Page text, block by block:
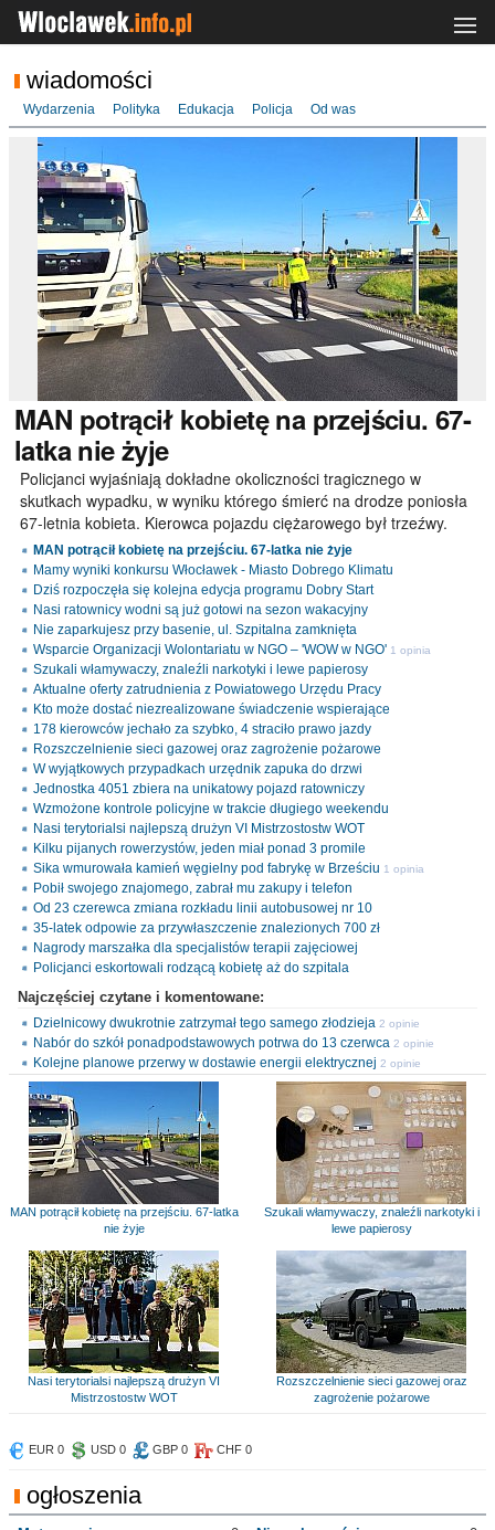
wiadomości
Wydarzenia Polityka Edukacja Policja Od was
MAN potrącił kobietę na przejściu. 67-
latka nie żyje
Policjanci wyjaśniają dokładne okoliczności tragicznego w
skutkach wypadku, w wyniku którego śmierć na drodze poniosła
67-letnia kobieta. Kierowca pojazdu ciężarowego był trzeźwy.
MAN potrącił kobietę na przejściu. 67-latka nie żyje
Mamy wyniki konkursu Włocławek - Miasto Dobrego Klimatu
Dziś rozpoczęła się kolejna edycja programu Dobry Start
Nasi ratownicy wodni są już gotowi na sezon wakacyjny
Nie zaparkujesz przy basenie, ul. Szpitalna zamknięta
Wsparcie Organizacji Wolontariatu w NGO – 'WOW w NGO' 1 opinia
Szukali włamywaczy, znaleźli narkotyki i lewe papierosy
Aktualne oferty zatrudnienia z Powiatowego Urzędu Pracy
Kto może dostać niezrealizowane świadczenie wspierające
178 kierowców jechało za szybko, 4 straciło prawo jazdy
Rozszczelnienie sieci gazowej oraz zagrożenie pożarowe
W wyjątkowych przypadkach urzędnik zapuka do drzwi
Jednostka 4051 zbiera na unikatowy pojazd ratowniczy
Wzmożone kontrole policyjne w trakcie długiego weekendu
Nasi terytorialsi najlepszą drużyn VI Mistrzostostw WOT
Kilku pijanych rowerzystów, jeden miał ponad 3 promile
Sika wmurowała kamień węgielny pod fabrykę w Brześciu 1 opinia
Pobił swojego znajomego, zabrał mu zakupy i telefon
Od 23 czerewca zmiana rozkładu linii autobusowej nr 10
35-latek odpowie za przywłaszczenie znalezionych 700 zł
Nagrody marszałka dla specjalistów terapii zajęciowej
Policjanci eskortowali rodzącą kobietę aż do szpitala
Najczęściej czytane i komentowane:
Dzielnicowy dwukrotnie zatrzymał tego samego złodzieja 2 opinie
Nabór do szkół ponadpodstawowych potrwa do 13 czerwca 2 opinie
Kolejne planowe przerwy w dostawie energii elektrycznej 2 opinie
MAN potrącił kobietę na przejściu. 67-latka
nie żyje
Szukali włamywaczy, znaleźli narkotyki i
lewe papierosy
Nasi terytorialsi najlepszą drużyn VI
Mistrzostostw WOT
Rozszczelnienie sieci gazowej oraz
zagrożenie pożarowe
EUR 0 USD 0 GBP 0 CHF 0
ogłoszenia